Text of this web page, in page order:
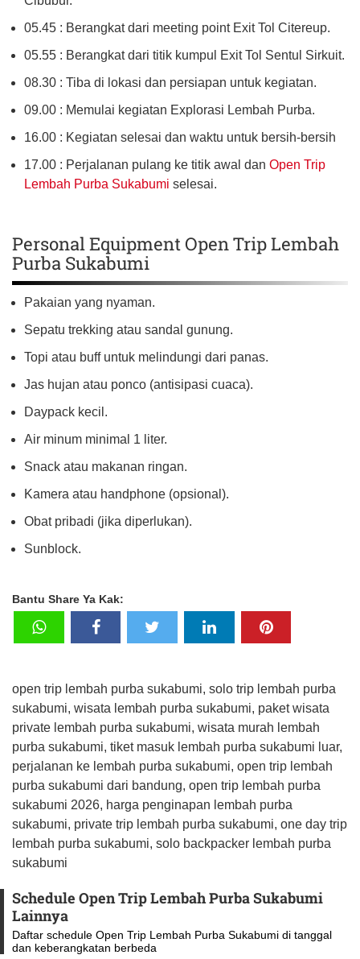
05.45 : Berangkat dari meeting point Exit Tol Citereup.
05.55 : Berangkat dari titik kumpul Exit Tol Sentul Sirkuit.
08.30 : Tiba di lokasi dan persiapan untuk kegiatan.
09.00 : Memulai kegiatan Explorasi Lembah Purba.
16.00 : Kegiatan selesai dan waktu untuk bersih-bersih
17.00 : Perjalanan pulang ke titik awal dan Open Trip
Lembah Purba Sukabumi selesai.
Personal Equipment Open Trip Lembah
Purba Sukabumi
Pakaian yang nyaman.
Sepatu trekking atau sandal gunung.
Topi atau buff untuk melindungi dari panas.
Jas hujan atau ponco (antisipasi cuaca).
Daypack kecil.
Air minum minimal 1 liter.
Snack atau makanan ringan.
Kamera atau handphone (opsional).
Obat pribadi (jika diperlukan).
Sunblock.
Bantu Share Ya Kak:
open trip lembah purba sukabumi, solo trip lembah purba
sukabumi, wisata lembah purba sukabumi, paket wisata
private lembah purba sukabumi, wisata murah lembah
purba sukabumi, tiket masuk lembah purba sukabumi luar,
perjalanan ke lembah purba sukabumi, open trip lembah
purba sukabumi dari bandung, open trip lembah purba
sukabumi 2026, harga penginapan lembah purba
sukabumi, private trip lembah purba sukabumi, one day trip
lembah purba sukabumi, solo backpacker lembah purba
sukabumi
Schedule Open Trip Lembah Purba Sukabumi
Lainnya
Daftar schedule Open Trip Lembah Purba Sukabumi di tanggal
dan keberangkatan berbeda